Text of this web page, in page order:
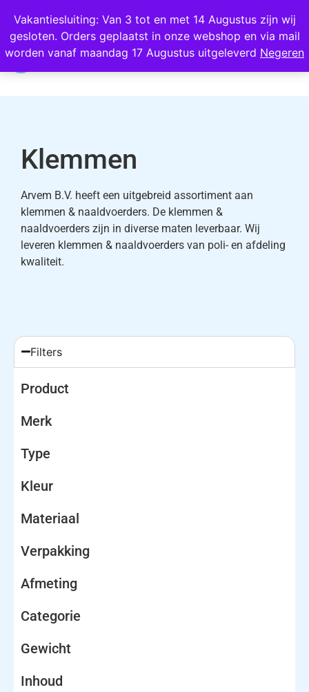
Vakantiesluiting: Van 3 tot en met 14 Augustus zijn wij
gesloten. Orders geplaatst in onze webshop en via mail
worden vanaf maandag 17 Augustus uitgeleverd Negeren
Wij scoren een 4,8 op Google
0
Klemmen
Arvem B.V. heeft een uitgebreid assortiment aan
klemmen & naaldvoerders. De klemmen &
naaldvoerders zijn in diverse maten leverbaar. Wij
leveren klemmen & naaldvoerders van poli- en afdeling
kwaliteit.
Filters
Product
Merk
Type
Kleur
Materiaal
Verpakking
Afmeting
Categorie
Gewicht
Inhoud